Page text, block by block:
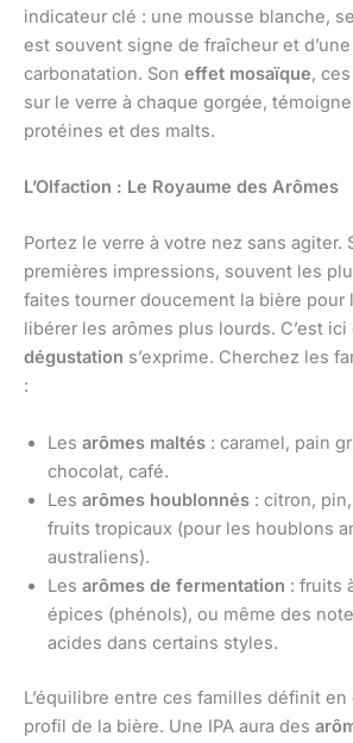
indicateur clé : une mousse blanche,
est souvent signe de fraîcheur et
carbonatation. Son effet mosaïque,
sur le verre à chaque gorgée,
protéines et des malts.
L’Olfaction : Le Royaume des Arômes
Portez le verre à votre nez sans agiter.
premières impressions, souvent les
faites tourner doucement la bière pour
libérer les arômes plus lourds. C’est
dégustation s’exprime. Cherchez les
:
Les arômes maltés : caramel, pain
chocolat, café.
Les arômes houblonnés : citron,
fruits tropicaux (pour les houblons
australiens).
Les arômes de fermentation : fruits
épices (phénols), ou même des
acides dans certains styles.
L’équilibre entre ces familles définit
profil de la bière. Une IPA aura des